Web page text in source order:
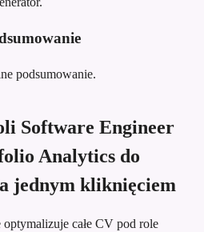
podsumowanie.
Software Engineer
Analytics do
jednym kliknięciem
całe CV pod role